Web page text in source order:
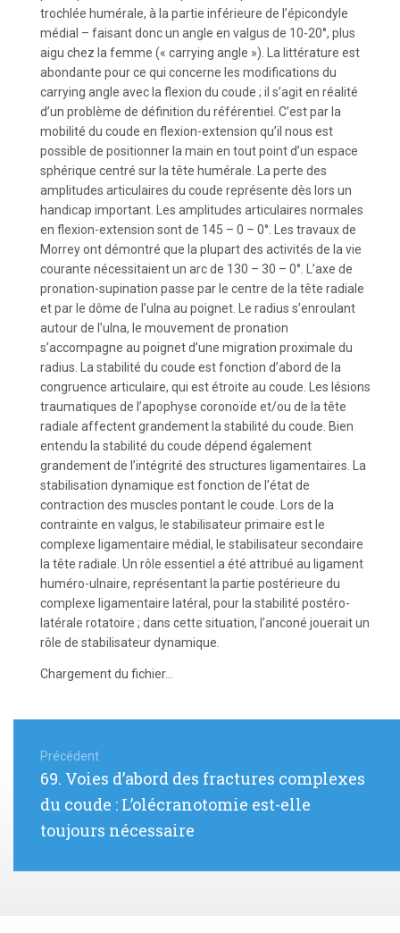
trochlée humérale, à la partie inférieure de l’épicondyle
médial – faisant donc un angle en valgus de 10-20°, plus
aigu chez la femme (« carrying angle »). La littérature est
abondante pour ce qui concerne les modifications du
carrying angle avec la flexion du coude ; il s’agit en réalité
d’un problème de définition du référentiel. C’est par la
mobilité du coude en flexion-extension qu’il nous est
possible de positionner la main en tout point d’un espace
sphérique centré sur la tête humérale. La perte des
amplitudes articulaires du coude représente dès lors un
handicap important. Les amplitudes articulaires normales
en flexion-extension sont de 145 – 0 – 0°. Les travaux de
Morrey ont démontré que la plupart des activités de la vie
courante nécessitaient un arc de 130 – 30 – 0°. L’axe de
pronation-supination passe par le centre de la tête radiale
et par le dôme de l’ulna au poignet. Le radius s’enroulant
autour de l’ulna, le mouvement de pronation
s’accompagne au poignet d’une migration proximale du
radius. La stabilité du coude est fonction d’abord de la
congruence articulaire, qui est étroite au coude. Les lésions
traumatiques de l’apophyse coronoïde et/ou de la tête
radiale affectent grandement la stabilité du coude. Bien
entendu la stabilité du coude dépend également
grandement de l’intégrité des structures ligamentaires. La
stabilisation dynamique est fonction de l’état de
contraction des muscles pontant le coude. Lors de la
contrainte en valgus, le stabilisateur primaire est le
complexe ligamentaire médial, le stabilisateur secondaire
la tête radiale. Un rôle essentiel a été attribué au ligament
huméro-ulnaire, représentant la partie postérieure du
complexe ligamentaire latéral, pour la stabilité postéro-
latérale rotatoire ; dans cette situation, l’anconé jouerait un
rôle de stabilisateur dynamique.
Chargement du fichier...
de
l’article
Précédent
Article
:
69. Voies d’abord des fractures complexes
du coude : L’olécranotomie est-elle
toujours nécessaire